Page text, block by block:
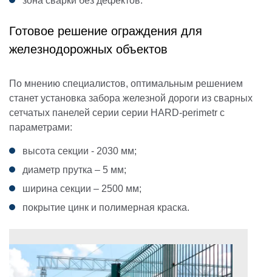
Готовое решение ограждения для
железнодорожных объектов
По мнению специалистов, оптимальным решением
станет установка забора железной дороги из сварных
сетчатых панелей серии серии HARD-perimetr с
параметрами:
высота секции - 2030 мм;
диаметр прутка – 5 мм;
ширина секции – 2500 мм;
покрытие цинк и полимерная краска.